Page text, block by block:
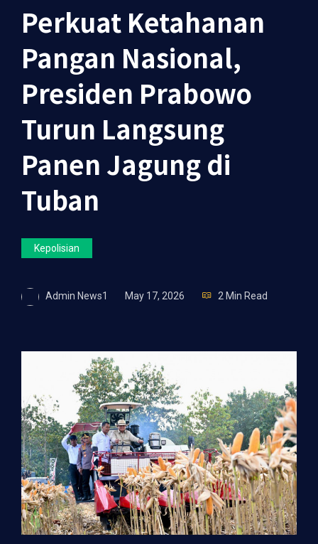
Perkuat Ketahanan
Pangan Nasional,
Presiden Prabowo
Turun Langsung
Panen Jagung di
Tuban
Kepolisian
Admin News1 May 17, 2026 2 Min Read